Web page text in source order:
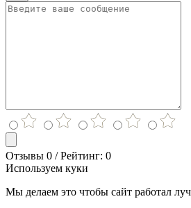
Отзывы 0 / Рейтинг: 0
Используем куки
Мы делаем это чтобы сайт работал